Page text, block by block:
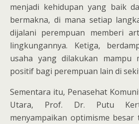
menjadi kehidupan yang baik
bermakna, di mana setiap
dijalani perempuan memberi
lingkungannya. Ketiga,
usaha yang dilakukan mampu
positif bagi perempuan lain di
Sementara itu, Penasehat
Utara, Prof. Dr. Putu
menyampaikan optimisme besar